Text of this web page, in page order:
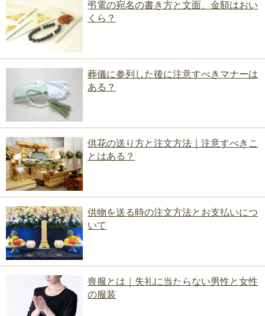
弔電の宛名の書き方と文面、金額はおい
くら？
葬儀に参列した後に注意すべきマナーは
ある？
供花の送り方と注文方法｜注意すべきこ
とはある？
供物を送る時の注文方法とお支払いにつ
いて
喪服とは｜失礼に当たらない男性と女性
の服装